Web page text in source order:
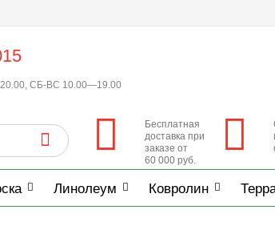
СБ-ВС 10.00—19.00
Бесплатная
доставка при
заказе от
60 000 руб.
Линолеум Ковролин